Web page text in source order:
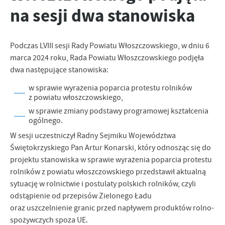
na sesji dwa stanowiska
Podczas LVIII sesji Rady Powiatu Włoszczowskiego, w dniu 6
marca 2024 roku, Rada Powiatu Włoszczowskiego podjęła
dwa następujące stanowiska:
w sprawie wyrażenia poparcia protestu rolników
z powiatu włoszczowskiego,
w sprawie zmiany podstawy programowej kształcenia
ogólnego.
W sesji uczestniczył Radny Sejmiku Województwa
Świętokrzyskiego Pan Artur Konarski, który odnosząc się do
projektu stanowiska w sprawie wyrażenia poparcia protestu
rolników z powiatu włoszczowskiego przedstawił aktualną
sytuację w rolnictwie i postulaty polskich rolników, czyli
odstąpienie od przepisów Zielonego Ładu
oraz uszczelnienie granic przed napływem produktów rolno-
spożywczych spoza UE.
zapamiętanie wprowadzonych przez Ciebie ustawień oraz
personalizację określonych funkcjonalności czy prezentowanych
Dzięki tym plikom cookies możemy zapewnić Ci większy komfort
korzystania z funkcjonalności naszej strony poprzez dopasowanie
jej do Twoich indywidualnych preferencji. Wyrażenie zgody na
funkcjonalne i personalizacyjne pliki cookies gwarantuje
dostępność większej ilości funkcji na stronie.
Więcej
Analityczne pliki cookies pomagają nam rozwijać się i
dostosowywać do Twoich potrzeb.
Cookies analityczne pozwalają na uzyskanie informacji w zakresie
wykorzystywania witryny internetowej, miejsca oraz częstotliwości,
z jaką odwiedzane są nasze serwisy www. Dane pozwalają nam na
ocenę naszych serwisów internetowych pod względem ich
popularności wśród użytkowników. Zgromadzone informacje są
przetwarzane w formie zanonimizowanej. Wyrażenie zgody na
analityczne pliki cookies gwarantuje dostępność wszystkich
funkcjonalności.
Więcej
Reklamowe
Dzięki reklamowym plikom cookies prezentujemy Ci najciekawsze
informacje i aktualności na stronach naszych partnerów.
Promocyjne pliki cookies służą do prezentowania Ci naszych
komunikatów na podstawie analizy Twoich upodobań oraz Twoich
zwyczajów dotyczących przeglądanej witryny internetowej. Treści
promocyjne mogą pojawić się na stronach podmiotów trzecich lub
Więcej